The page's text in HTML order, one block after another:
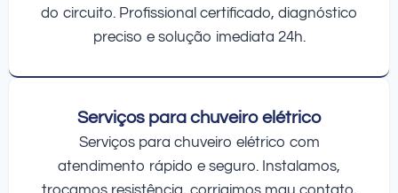
do circuito. Profissional certificado, diagnóstico
preciso e solução imediata 24h.
Serviços para chuveiro elétrico
Serviços para chuveiro elétrico com
atendimento rápido e seguro. Instalamos,